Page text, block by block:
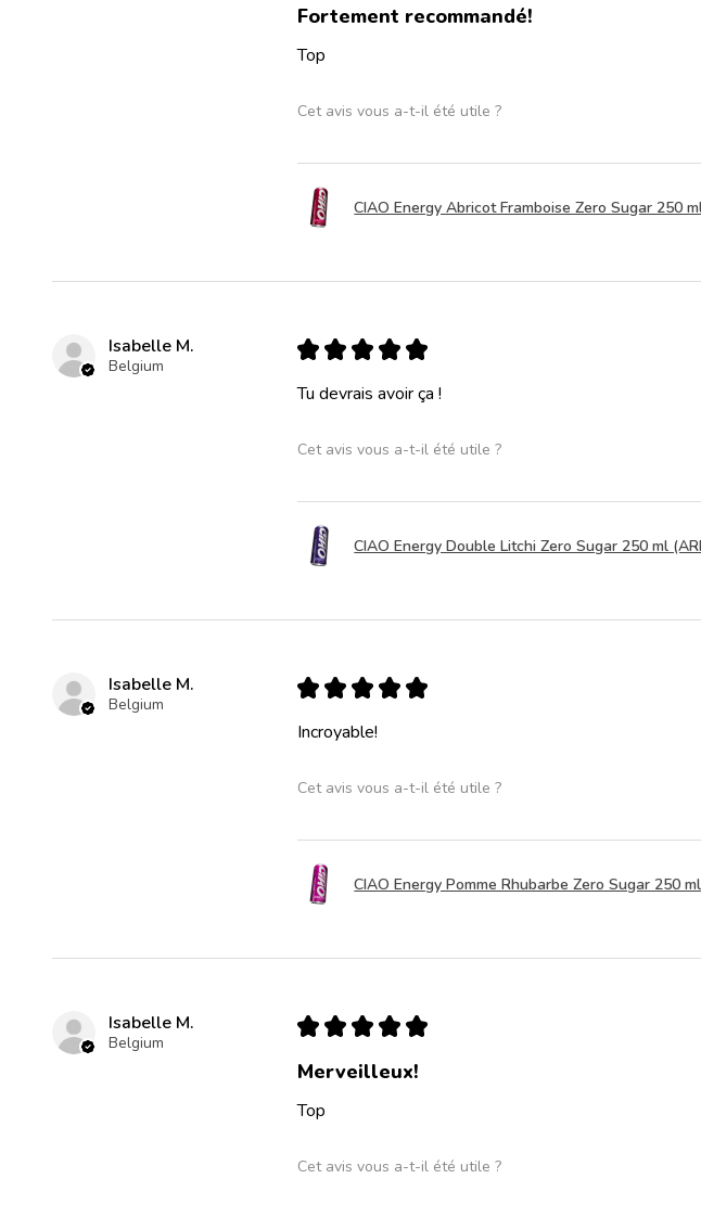
Fortement recommandé!
Top
Cet avis vous a-t-il été utile ?
CIAO Energy Abricot Framboise Zero Sugar 250
Isabelle M.
Belgium
★ ★ ★ ★ ★
Tu devrais avoir ça !
Cet avis vous a-t-il été utile ?
CIAO Energy Double Litchi Zero Sugar 250 ml
Isabelle M.
Belgium
★ ★ ★ ★ ★
Incroyable!
Cet avis vous a-t-il été utile ?
CIAO Energy Pomme Rhubarbe Zero Sugar 250 ml
Isabelle M.
Belgium
★ ★ ★ ★ ★
Merveilleux!
Top
Cet avis vous a-t-il été utile ?